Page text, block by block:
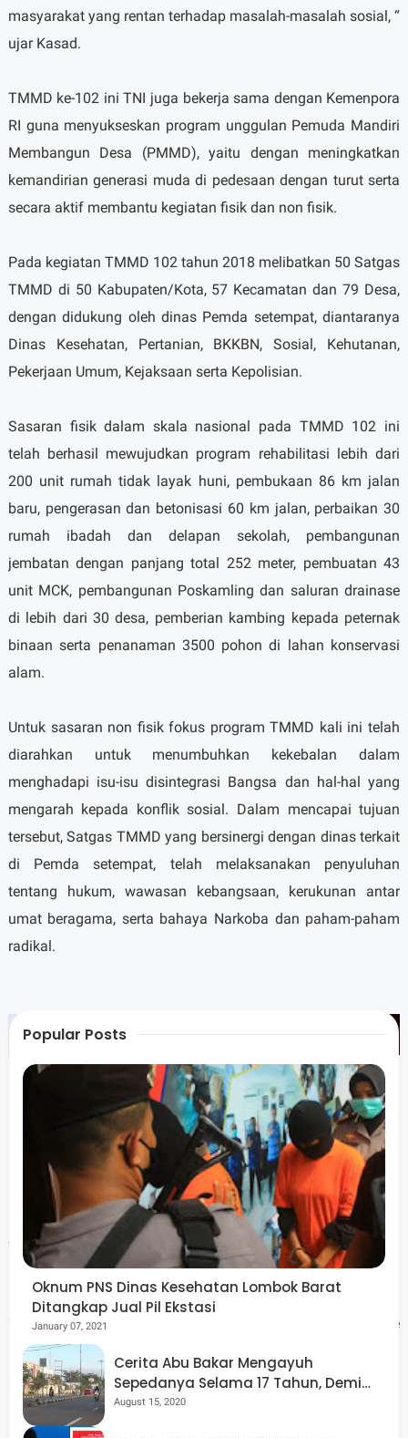
masyarakat yang rentan terhadap masalah-masalah sosial, “
ujar Kasad.
TMMD ke-102 ini TNI juga bekerja sama dengan Kemenpora
RI guna menyukseskan program unggulan Pemuda Mandiri
Membangun Desa (PMMD), yaitu dengan meningkatkan
kemandirian generasi muda di pedesaan dengan turut serta
secara aktif membantu kegiatan fisik dan non fisik.
Pada kegiatan TMMD 102 tahun 2018 melibatkan 50 Satgas
TMMD di 50 Kabupaten/Kota, 57 Kecamatan dan 79 Desa,
dengan didukung oleh dinas Pemda setempat, diantaranya
Dinas Kesehatan, Pertanian, BKKBN, Sosial, Kehutanan,
Pekerjaan Umum, Kejaksaan serta Kepolisian.
Sasaran fisik dalam skala nasional pada TMMD 102 ini
telah berhasil mewujudkan program rehabilitasi lebih dari
200 unit rumah tidak layak huni, pembukaan 86 km jalan
baru, pengerasan dan betonisasi 60 km jalan, perbaikan 30
rumah ibadah dan delapan sekolah, pembangunan
jembatan dengan panjang total 252 meter, pembuatan 43
unit MCK, pembangunan Poskamling dan saluran drainase
di lebih dari 30 desa, pemberian kambing kepada peternak
binaan serta penanaman 3500 pohon di lahan konservasi
alam.
Untuk sasaran non fisik fokus program TMMD kali ini telah
diarahkan untuk menumbuhkan kekebalan dalam
menghadapi isu-isu disintegrasi Bangsa dan hal-hal yang
mengarah kepada konflik sosial. Dalam mencapai tujuan
tersebut, Satgas TMMD yang bersinergi dengan dinas terkait
di Pemda setempat, telah melaksanakan penyuluhan
tentang hukum, wawasan kebangsaan, kerukunan antar
umat beragama, serta bahaya Narkoba dan paham-paham
radikal.
Ditegaskan Kasad, TNI AD berkomitmen untuk turut ambil
bagian dalam upaya peningkatan kesejahteraan rakyat dan
mewujudkan kemanunggalan TNI-Rakyat sebagai kekuatan
kekuatan pertahanan Meskipun tugas pokok tentara adalah
menjadi yang terdepan di masa konflik, namun di masa
damai tentara juga wajib berkontribusi dalam kehidupan
berbangsa dan bernegara.
“ Hal ini dimanifestasikan diantaranya dengan turun ke
lapangan membantu program pembangunan dan kesulitan
rakyat, karena masa damai pada hakekatnya adalah masa
persiapan untuk perang, “ tegas Jenderal TNI Mulyono.
Popular Posts
Oknum PNS Dinas Kesehatan Lombok Barat
Ditangkap Jual Pil Ekstasi
January 07, 2021
Cerita Abu Bakar Mengayuh
Sepedanya Selama 17 Tahun, Demi
Menggelorakan Kemerdekaan
August 15, 2020